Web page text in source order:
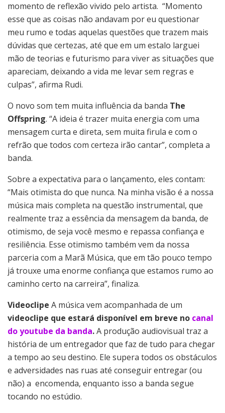
momento de reflexão vivido pelo artista. “Momento
esse que as coisas não andavam por eu questionar
meu rumo e todas aquelas questões que trazem mais
dúvidas que certezas, até que em um estalo larguei
mão de teorias e futurismo para viver as situações que
apareciam, deixando a vida me levar sem regras e
culpas”, afirma Rudi.
O novo som tem muita influência da banda The
Offspring. “A ideia é trazer muita energia com uma
mensagem curta e direta, sem muita firula e com o
refrão que todos com certeza irão cantar”, completa a
banda.
Sobre a expectativa para o lançamento, eles contam:
“Mais otimista do que nunca. Na minha visão é a nossa
música mais completa na questão instrumental, que
realmente traz a essência da mensagem da banda, de
otimismo, de seja você mesmo e repassa confiança e
resiliência. Esse otimismo também vem da nossa
parceria com a Marã Música, que em tão pouco tempo
já trouxe uma enorme confiança que estamos rumo ao
caminho certo na carreira”, finaliza.
Videoclipe A música vem acompanhada de um
videoclipe que estará disponível em breve no canal
do youtube da banda.A produção audiovisual traz a
história de um entregador que faz de tudo para chegar
a tempo ao seu destino. Ele supera todos os obstáculos
e adversidades nas ruas até conseguir entregar (ou
não) a encomenda, enquanto isso a banda segue
tocando no estúdio.